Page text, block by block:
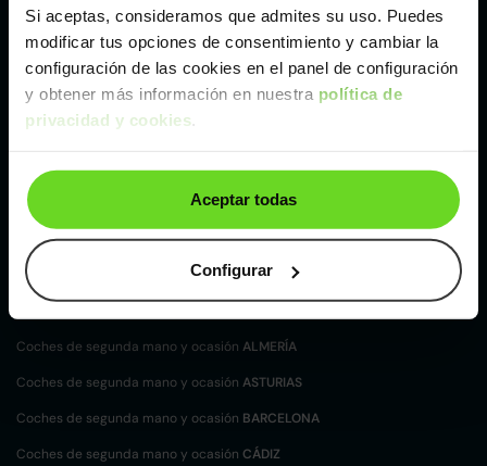
Si aceptas, consideramos que admites su uso. Puedes
modificar tus opciones de consentimiento y cambiar la
configuración de las cookies en el panel de configuración
y obtener más información en nuestra política de
privacidad y cookies.
Aceptar todas
Configurar
Zaragoza
Ver MG ZS SUV de segunda mano y ocasión
Coches de segunda mano y ocasión por
localización
Coches de segunda mano y ocasiónALBACETE
Coches de segunda mano y ocasión ALMERÍA
Coches de segunda mano y ocasión ASTURIAS
Coches de segunda mano y ocasión BARCELONA
Coches de segunda mano y ocasión CÁDIZ